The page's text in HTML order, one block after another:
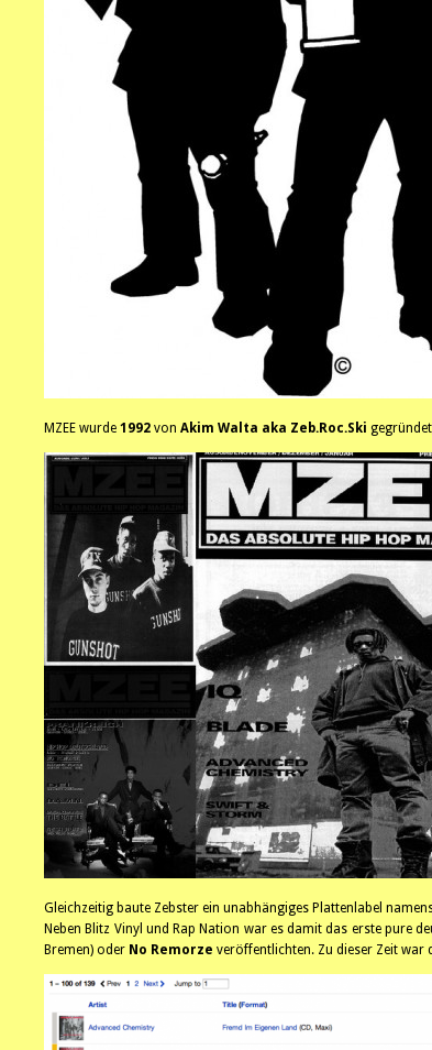
MZEE wurde 1992 von Akim Walta aka Zeb.Roc.Ski
Gleichzeitig baute Zebster ein unabhängiges Plattenlabel
Neben Blitz Vinyl und Rap Nation war es damit das erste pure
Bremen) oder No Remorze veröffentlichten. Zu dieser Zeit war